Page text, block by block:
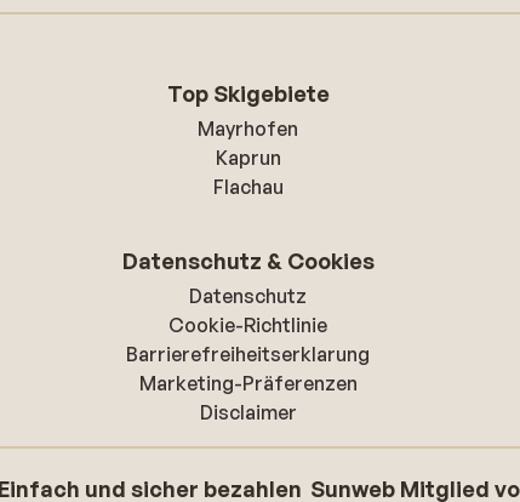
Top Skigebiete
Mayrhofen
Kaprun
Flachau
Datenschutz & Cookies
Datenschutz
Cookie-Richtlinie
Barrierefreiheitserklarung
Marketing-Präferenzen
Disclaimer
Einfach und sicher bezahlen Sunweb Mitglied